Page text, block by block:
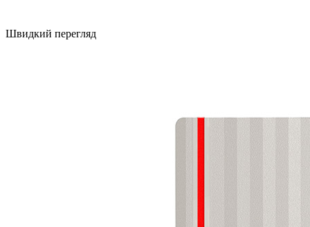
Швидкий перегляд